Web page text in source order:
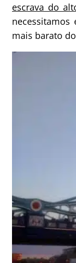
escrava do
mais barato